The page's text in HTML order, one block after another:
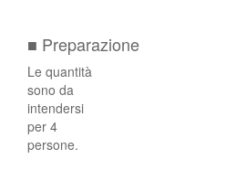
■ Preparazione
Le quantità
sono da
intendersi
per 4
persone.